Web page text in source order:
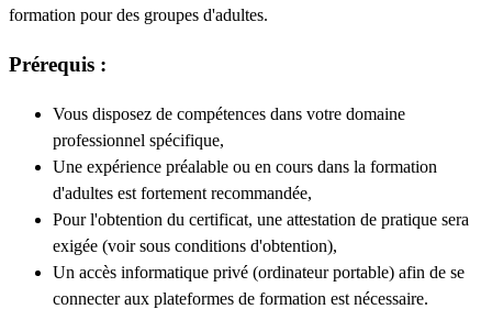
formation pour des groupes d'adultes.
Prérequis :
Vous disposez de compétences dans votre domaine
professionnel spécifique,
Une expérience préalable ou en cours dans la formation
d'adultes est fortement recommandée,
Pour l'obtention du certificat, une attestation de pratique sera
exigée (voir sous conditions d'obtention),
Un accès informatique privé (ordinateur portable) afin de se
connecter aux plateformes de formation est nécessaire.